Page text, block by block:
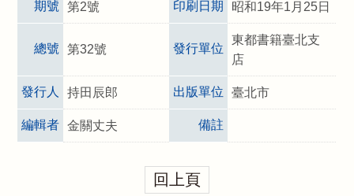
期號 第2號 印刷日期 昭和19年1月25日
總號 第32號 發行單位
東都書籍臺北支
店
發行人 持田辰郎 出版單位 臺北市
編輯者 金關丈夫 備註
回上頁